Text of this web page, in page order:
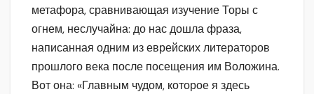
метафора, сравнивающая изучение Торы с
огнем, неслучайна: до нас дошла фраза,
написанная одним из еврейских литераторов
прошлого века после посещения им Воложина.
Вот она: «Главным чудом, которое я здесь